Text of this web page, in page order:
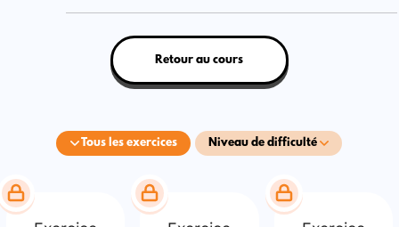
Tous les exercices Niveau de difficulté
Retour au cours